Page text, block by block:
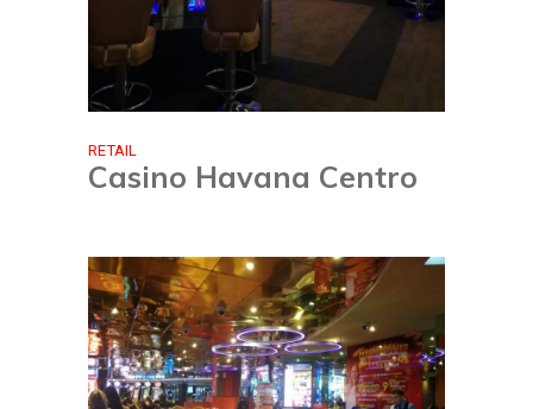
RETAIL
Casino Havana Centro